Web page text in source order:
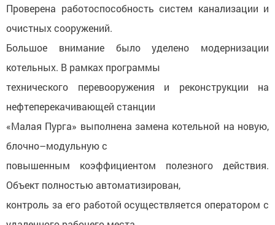
Проверена работоспособность систем канализации и
очистных сооружений.
Большое внимание было уделено модернизации
котельных. В рамках программы
технического перевооружения и реконструкции на
нефтеперекачивающей станции
«Малая Пурга» выполнена замена котельной на новую,
блочно–модульную с
повышенным коэффициентом полезного действия.
Объект полностью автоматизирован,
контроль за его работой осуществляется оператором с